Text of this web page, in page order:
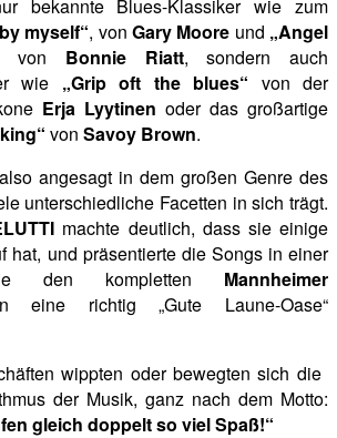
bekannte Blues-Klassiker wie zum
myself“, von Gary Moore und „Angel
von Bonnie Riatt, sondern auch
wie „Grip oft the blues“ von der
Erja Lyytinen oder das großartige
von Savoy Brown.
angesagt in dem großen Genre des
unterschiedliche Facetten in sich trägt.
machte deutlich, dass sie einige
hat, und präsentierte die Songs in einer
den kompletten Mannheimer
eine richtig „Gute Laune-Oase“
wippten oder bewegten sich die
der Musik, ganz nach dem Motto:
gleich doppelt so viel Spaß!“